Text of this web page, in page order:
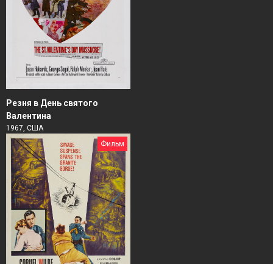
Резня в День святого
Валентина
1967, США
Фильм